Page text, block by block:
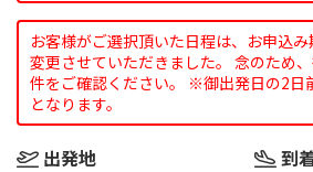
お客様がご選択頂いた日程は、お申込
変更させていただきました。 念のため
件をご確認ください。 ※御出発日の2日
となります。
出発地 到